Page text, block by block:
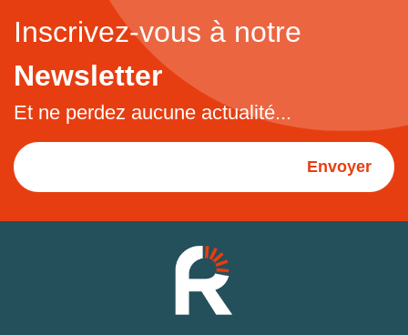
Inscrivez-vous à notre
Newsletter
Et ne perdez aucune actualité...
Envoyer